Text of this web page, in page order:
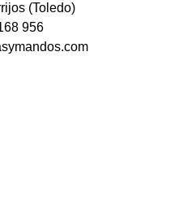
(Toledo)
956